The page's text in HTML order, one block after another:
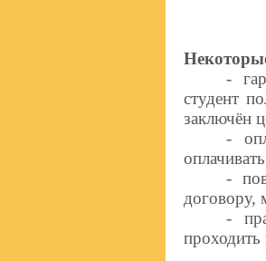
-
студент
заключён
-
-
договору,
-
проходить